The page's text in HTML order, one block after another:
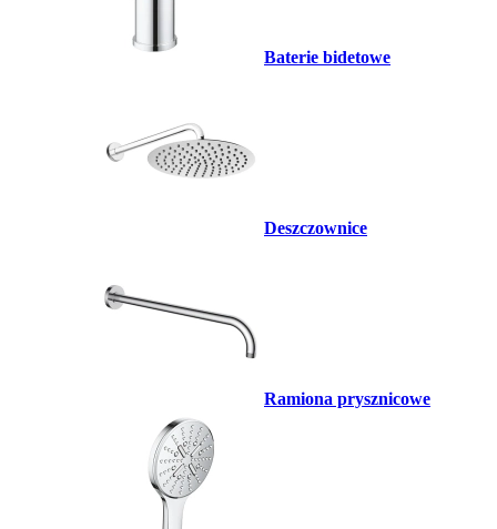
Baterie bidetowe
Deszczownice
Ramiona prysznicowe